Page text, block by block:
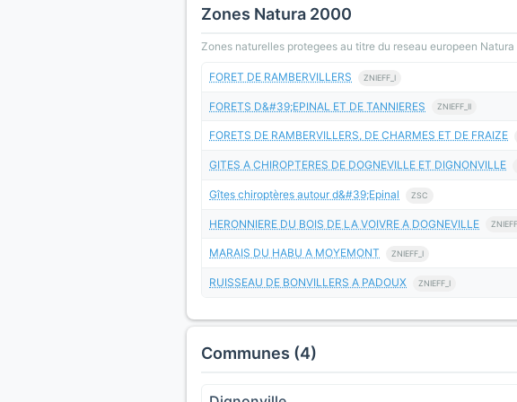
Zones Natura 2000
Zones naturelles protegees au titre du reseau europeen
FORET DE RAMBERVILLERS ZNIEFF_I
FORETS D&#39;EPINAL ET DE TANNIERES ZNIEFF_II
FORETS DE RAMBERVILLERS, DE CHARMES ET DE FRAIZE
GITES A CHIROPTERES DE DOGNEVILLE ET DIGNONVILLE
Gîtes chiroptères autour d&#39;Epinal ZSC
HERONNIERE DU BOIS DE LA VOIVRE A DOGNEVILLE
MARAIS DU HABU A MOYEMONT ZNIEFF_I
RUISSEAU DE BONVILLERS A PADOUX ZNIEFF_I
Communes (4)